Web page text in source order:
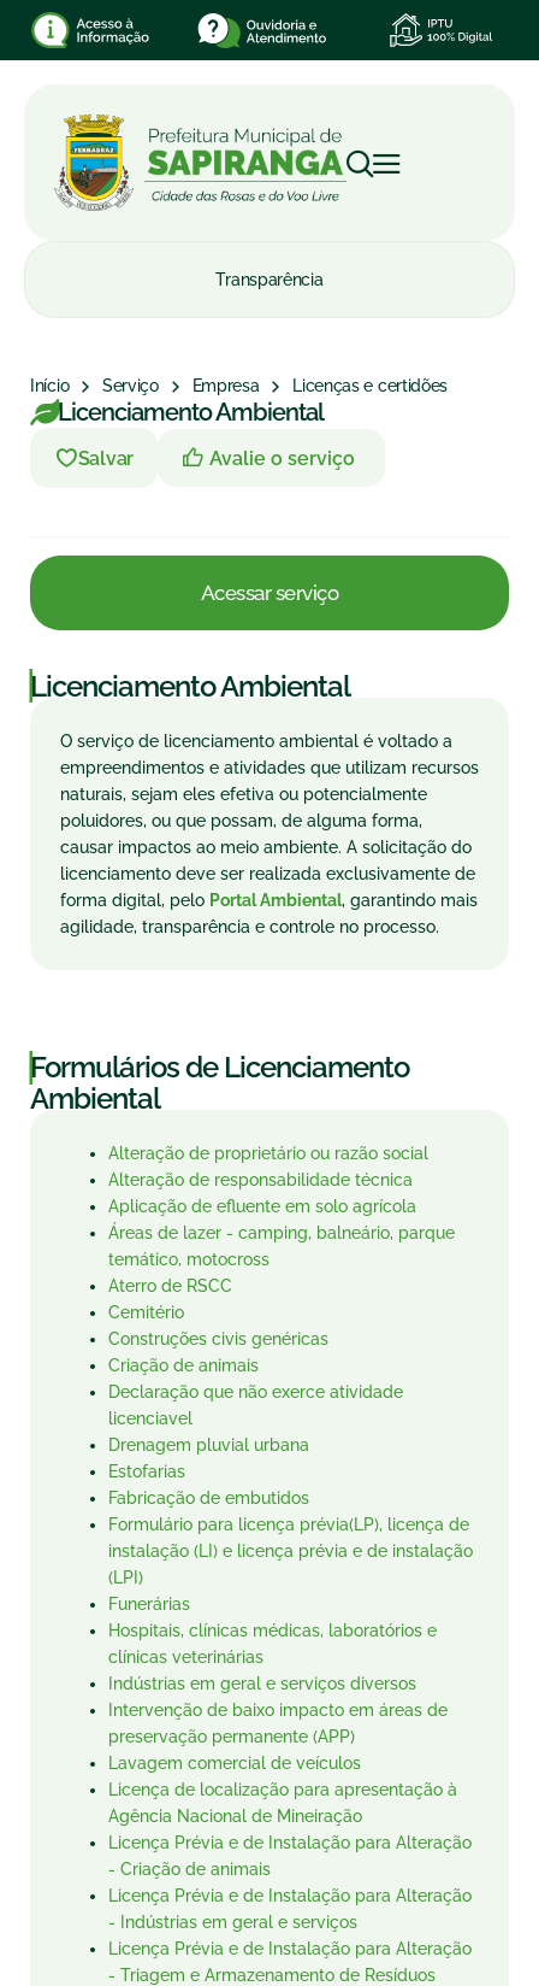
Transparência
Início Serviço Empresa Licenças e certidões
Licenciamento Ambiental
Salvar Avalie o serviço
Acessar serviço
|Licenciamento Ambiental
O serviço de licenciamento ambiental é voltado a
empreendimentos e atividades que utilizam recursos
naturais, sejam eles efetiva ou potencialmente
poluidores, ou que possam, de alguma forma,
causar impactos ao meio ambiente. A solicitação do
licenciamento deve ser realizada exclusivamente de
forma digital, pelo Portal Ambiental, garantindo mais
agilidade, transparência e controle no processo.
|Formulários de Licenciamento
Ambiental
Alteração de proprietário ou razão social
Alteração de responsabilidade técnica
Aplicação de efluente em solo agrícola
Áreas de lazer - camping, balneário, parque
temático, motocross
Aterro de RSCC
Cemitério
Construções civis genéricas
Criação de animais
Declaração que não exerce atividade
licenciavel
Drenagem pluvial urbana
Estofarias
Fabricação de embutidos
Formulário para licença prévia(LP), licença de
instalação (LI) e licença prévia e de instalação
(LPI)
Funerárias
Hospitais, clínicas médicas, laboratórios e
clínicas veterinárias
Indústrias em geral e serviços diversos
Intervenção de baixo impacto em áreas de
preservação permanente (APP)
Lavagem comercial de veículos
Licença de localização para apresentação à
Agência Nacional de Mineiração
Licença Prévia e de Instalação para Alteração
- Criação de animais
Licença Prévia e de Instalação para Alteração
- Indústrias em geral e serviços
Licença Prévia e de Instalação para Alteração
- Triagem e Armazenamento de Resíduos